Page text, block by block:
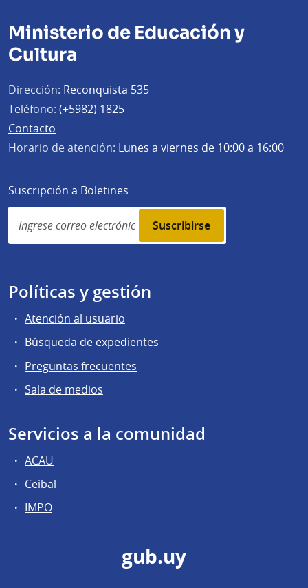
Ministerio de Educación y
Cultura
Dirección: Reconquista 535
Teléfono: (+5982) 1825
Contacto
Horario de atención: Lunes a viernes de 10:00 a 16:00
Suscripción a Boletines
Simplenews
subscription
Políticas y gestión
Atención al usuario
Búsqueda de expedientes
Preguntas frecuentes
Sala de medios
Servicios a la comunidad
ACAU
Ceibal
IMPO
gub.uy